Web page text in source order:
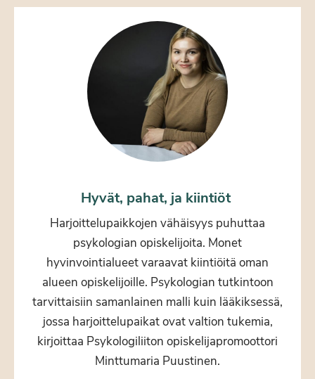
Hyvät, pahat, ja kiintiöt
Harjoittelupaikkojen vähäisyys puhuttaa
psykologian opiskelijoita. Monet
hyvinvointialueet varaavat kiintiöitä oman
alueen opiskelijoille. Psykologian tutkintoon
tarvittaisiin samanlainen malli kuin lääkiksessä,
jossa harjoittelupaikat ovat valtion tukemia,
kirjoittaa Psykologiliiton opiskelijapromoottori
Minttumaria Puustinen.